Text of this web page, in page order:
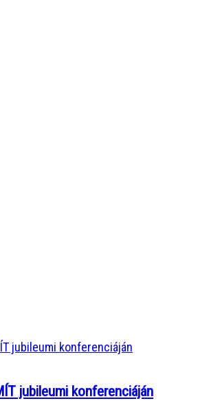
jubileumi konferenciáján